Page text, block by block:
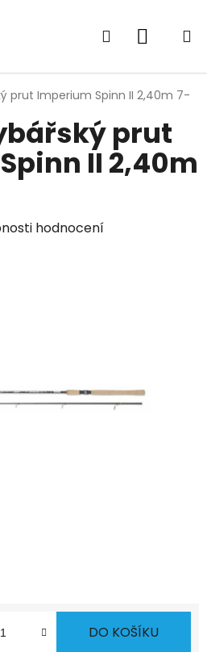
Hledat
prut Imperium Spinn II 2,40m 7-
DO KOŠÍKU
prut
II 2,40m
hodnocení